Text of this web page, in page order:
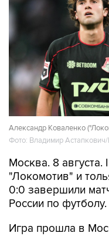
Александр Коваленко
Фото: Владимир
Москва. 8 августа.
"Локомотив" и
0:0 завершили
России по футболу.
Игра прошла в